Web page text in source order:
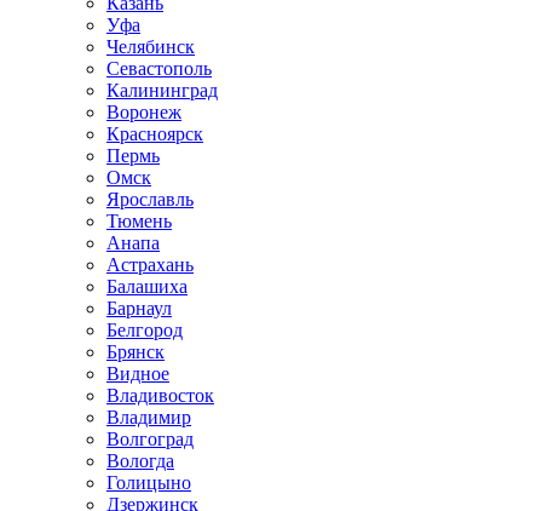
Уфа
Челябинск
Севастополь
Калининград
Воронеж
Красноярск
Пермь
Омск
Ярославль
Тюмень
Анапа
Астрахань
Балашиха
Барнаул
Белгород
Брянск
Видное
Владивосток
Владимир
Волгоград
Вологда
Голицыно
Дзержинск